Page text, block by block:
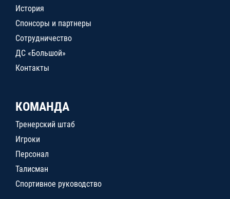
История
Спонсоры и партнеры
Сотрудничество
ДС «Большой»
Контакты
КОМАНДА
Тренерский штаб
Игроки
Персонал
Талисман
Спортивное руководство